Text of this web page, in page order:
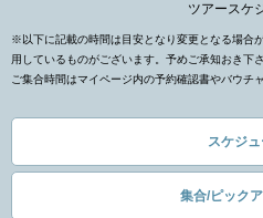
ツアースケ
※以下に記載の時間は目安となり変更となる場合
用しているものがございます。予めご承知おき下さ
ご集合時間はマイページ内の予約確認書やバウチ
スケジ
集合/ピック